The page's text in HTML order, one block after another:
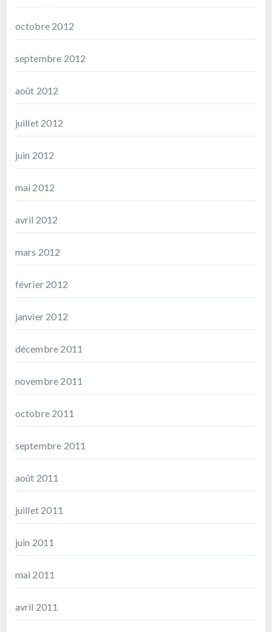
octobre 2012
septembre 2012
août 2012
juillet 2012
juin 2012
mai 2012
avril 2012
mars 2012
février 2012
janvier 2012
décembre 2011
novembre 2011
octobre 2011
septembre 2011
août 2011
juillet 2011
juin 2011
mai 2011
avril 2011